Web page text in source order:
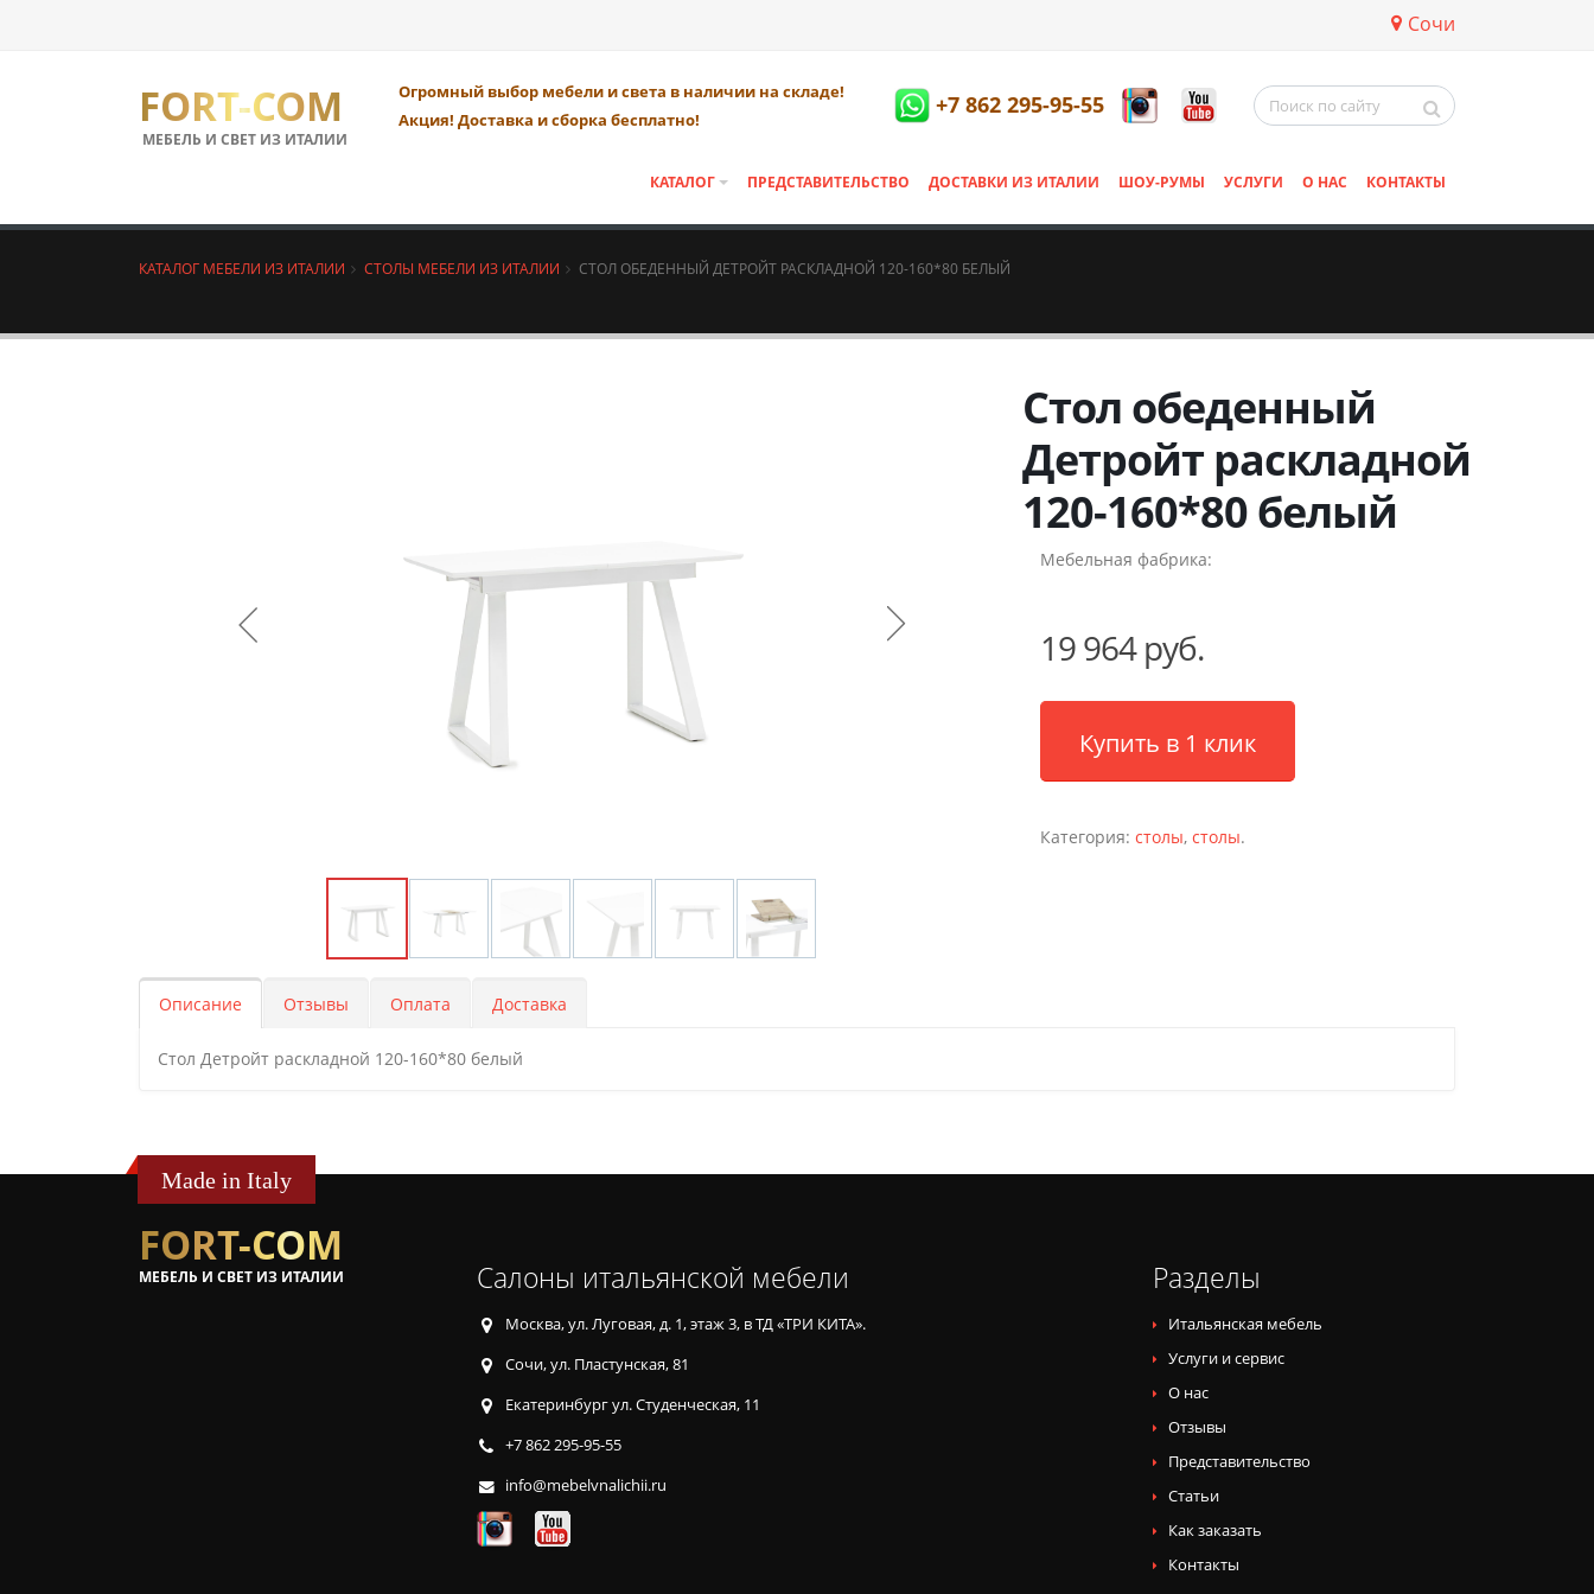
Сочи
FORT-COM
МЕБЕЛЬ И СВЕТ ИЗ ИТАЛИИ
Огромный выбор мебели и света в наличии на складе!
Акция! Доставка и сборка бесплатно!
+7 862 295-95-55
КАТАЛОГ ПРЕДСТАВИТЕЛЬСТВО ДОСТАВКИ ИЗ ИТАЛИИ ШОУ-РУМЫ УСЛУГИ О НАС КОНТАКТЫ
КАТАЛОГ МЕБЕЛИ ИЗ ИТАЛИИ СТОЛЫ МЕБЕЛИ ИЗ ИТАЛИИ СТОЛ ОБЕДЕННЫЙ ДЕТРОЙТ РАСКЛАДНОЙ 120-160*80 БЕЛЫЙ
Стол обеденный
Детройт раскладной
120-160*80 белый
Мебельная фабрика:
19 964 руб.
Купить в 1 клик
Категория: столы, столы.
Описание Отзывы Оплата Доставка
Стол Детройт раскладной 120-160*80 белый
Made in Italy
FORT-COM
МЕБЕЛЬ И СВЕТ ИЗ ИТАЛИИ Салоны итальянской мебели
Москва, ул. Луговая, д. 1, этаж 3, в ТД «ТРИ КИТА».
Сочи, ул. Пластунская, 81
Екатеринбург ул. Студенческая, 11
+7 862 295-95-55
info@mebelvnalichii.ru
Разделы
Итальянская мебель
Услуги и сервис
О нас
Отзывы
Представительство
Статьи
Как заказать
Контакты